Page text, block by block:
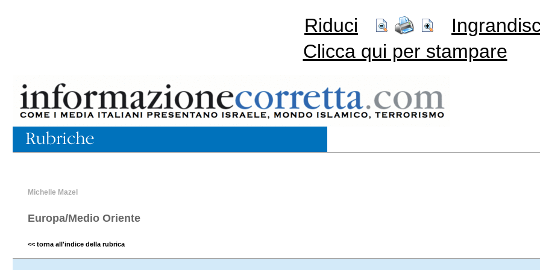
Riduci
Clicca qui per stampare
Michelle Mazel
Europa/Medio Oriente
<< torna all'indice della rubrica